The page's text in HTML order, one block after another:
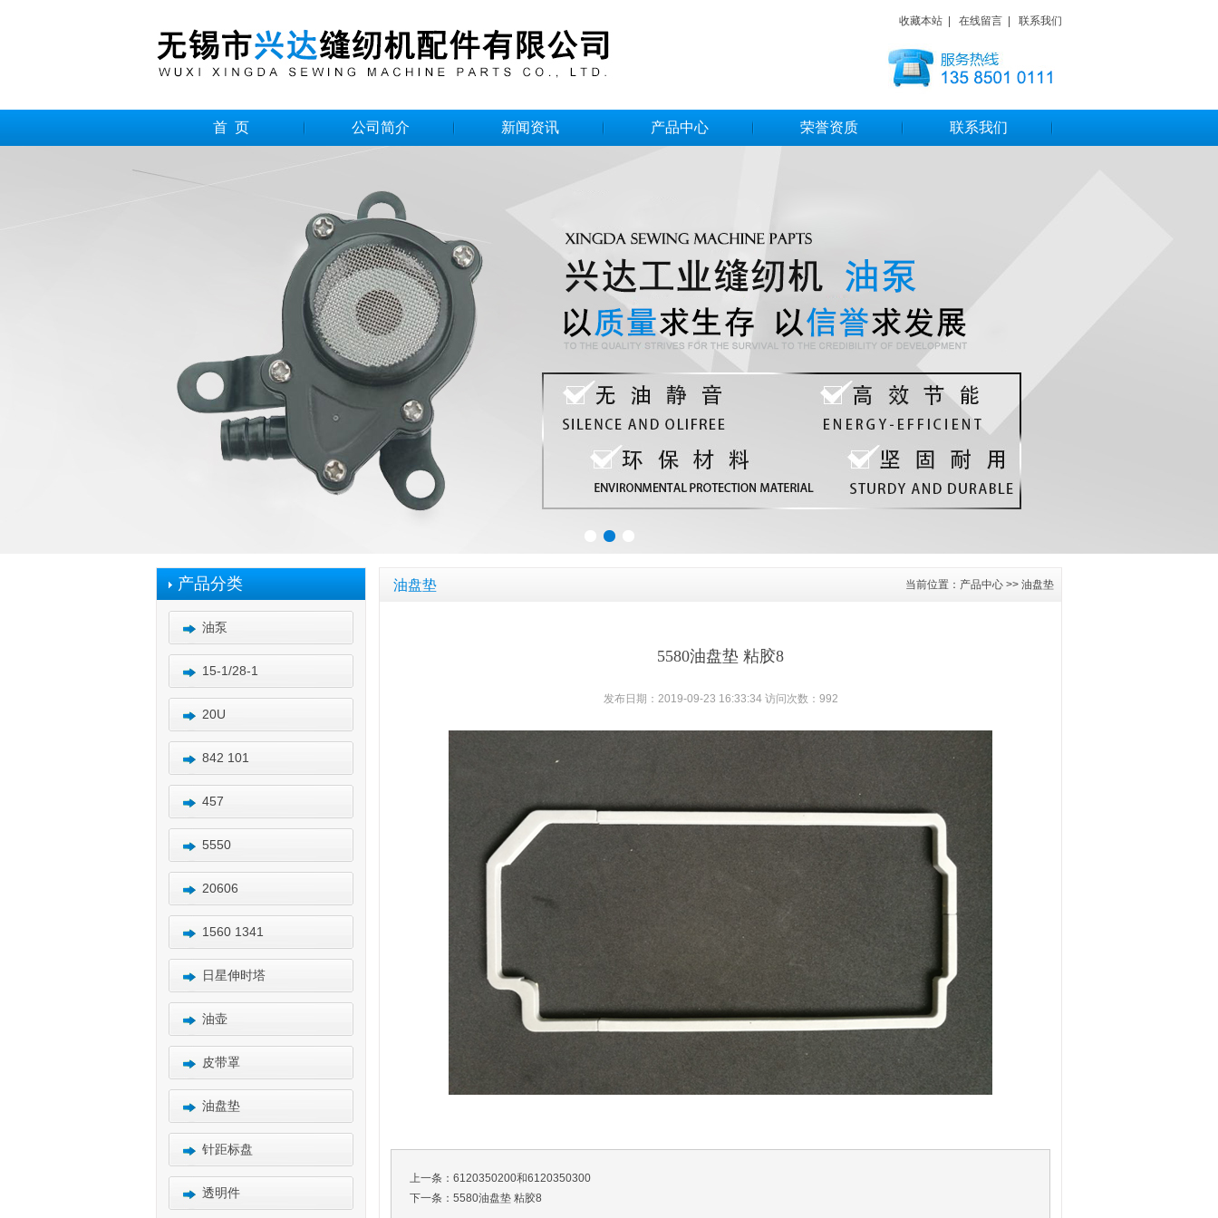
收藏本站 在线留言 联系我们
首 页 公司简介 新闻资讯 产品中心 荣誉资质 联系我们
产品分类
油泵
15-1/28-1
20U
842 101
457
5550
20606
1560 1341
日星伸时塔
油壶
皮带罩
油盘垫
针距标盘
透明件
当前位置： 产品中心 >> 油盘垫
油盘垫
5580油盘垫 粘胶8
发布日期：2019-09-23 16:33:34 访问次数：992
上一条： 6120350200和6120350300
下一条： 5580油盘垫 粘胶8